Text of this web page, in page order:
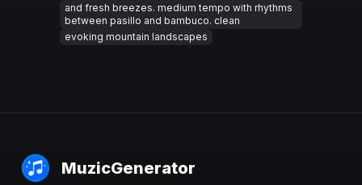
and fresh breezes. medium tempo with rhythms
between pasillo and bambuco. clean
evoking mountain landscapes
MuzicGenerator